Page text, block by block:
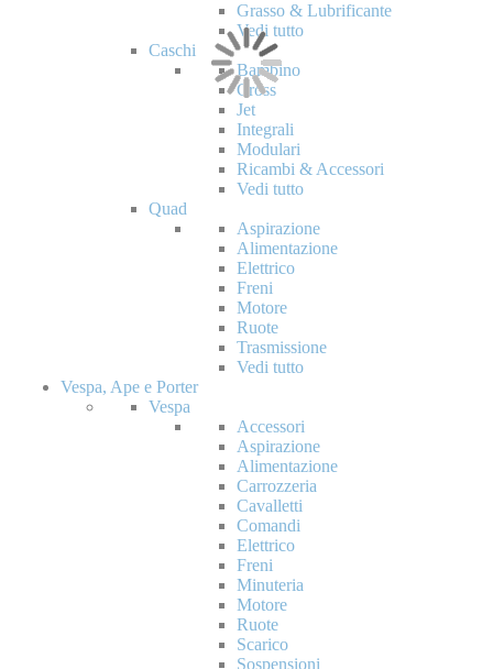
Grasso & Lubrificante
Vedi tutto
Caschi
Bambino
Cross
Jet
Integrali
Modulari
Ricambi & Accessori
Vedi tutto
Quad
Aspirazione
Alimentazione
Elettrico
Freni
Motore
Ruote
Trasmissione
Vedi tutto
Vespa, Ape e Porter
Vespa
Accessori
Aspirazione
Alimentazione
Carrozzeria
Cavalletti
Comandi
Elettrico
Freni
Minuteria
Motore
Ruote
Scarico
Sospensioni